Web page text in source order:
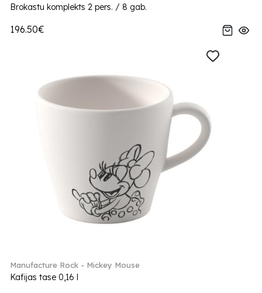
Brokastu komplekts 2 pers. / 8 gab.
196.50€
Manufacture Rock - Mickey Mouse
Kafijas tase 0,16 l